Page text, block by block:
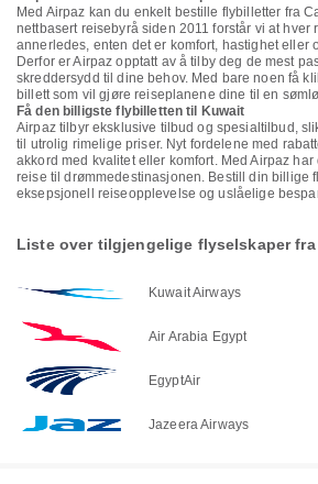
Med Airpaz kan du enkelt bestille flybilletter fra
nettbasert reisebyrå siden 2011 forstår vi at hver
annerledes, enten det er komfort, hastighet eller
Derfor er Airpaz opptatt av å tilby deg de mest
skreddersydd til dine behov. Med bare noen få
billett som vil gjøre reiseplanene dine til en
Få den billigste flybilletten til Kuwait
Airpaz tilbyr eksklusive tilbud og spesialtilbud,
til utrolig rimelige priser. Nyt fordelene med
akkord med kvalitet eller komfort. Med Airpaz
reise til drømmedestinasjonen. Bestill din billige
eksepsjonell reiseopplevelse og uslåelige
Liste over tilgjengelige flyselskaper
Kuwait Airways
Air Arabia Egypt
EgyptAir
Jazeera Airways